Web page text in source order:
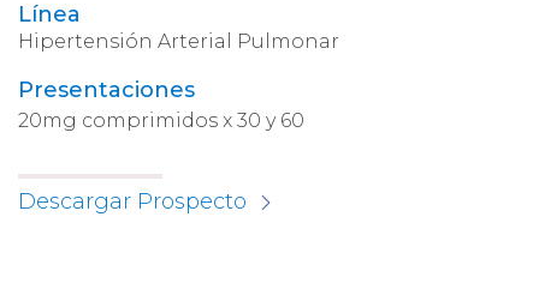
Línea
Hipertensión Arterial Pulmonar
Presentaciones
20mg comprimidos x 30 y 60
Descargar Prospecto